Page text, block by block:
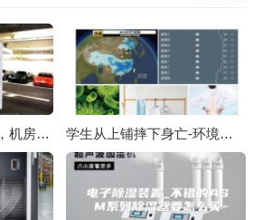
数据中心机房加湿器，机房加湿降尘防静电策略 学生从上铺摔下身亡-环境潮湿的危害